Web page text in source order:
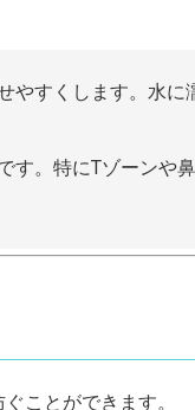
やすくします。水に
。特にTゾーンや鼻
ことができます。